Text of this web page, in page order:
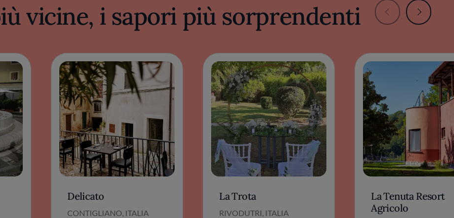
vicine, i sapori più sorprendenti
Delicato
CONTIGLIANO, ITALIA
La Trota
RIVODUTRI, ITALIA
La Tenuta Resort
Agricolo